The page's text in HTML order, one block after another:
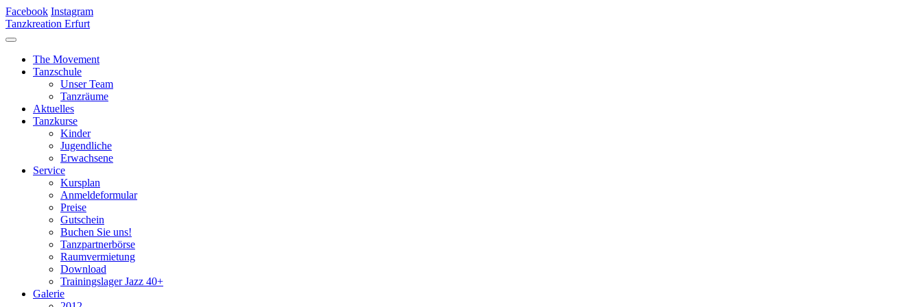
Facebook Instagram
Tanzkreation Erfurt
The Movement
Tanzschule
Unser Team
Tanzräume
Aktuelles
Tanzkurse
Kinder
Jugendliche
Erwachsene
Service
Kursplan
Anmeldeformular
Preise
Gutschein
Buchen Sie uns!
Tanzpartnerbörse
Raumvermietung
Download
Trainingslager Jazz 40+
Galerie